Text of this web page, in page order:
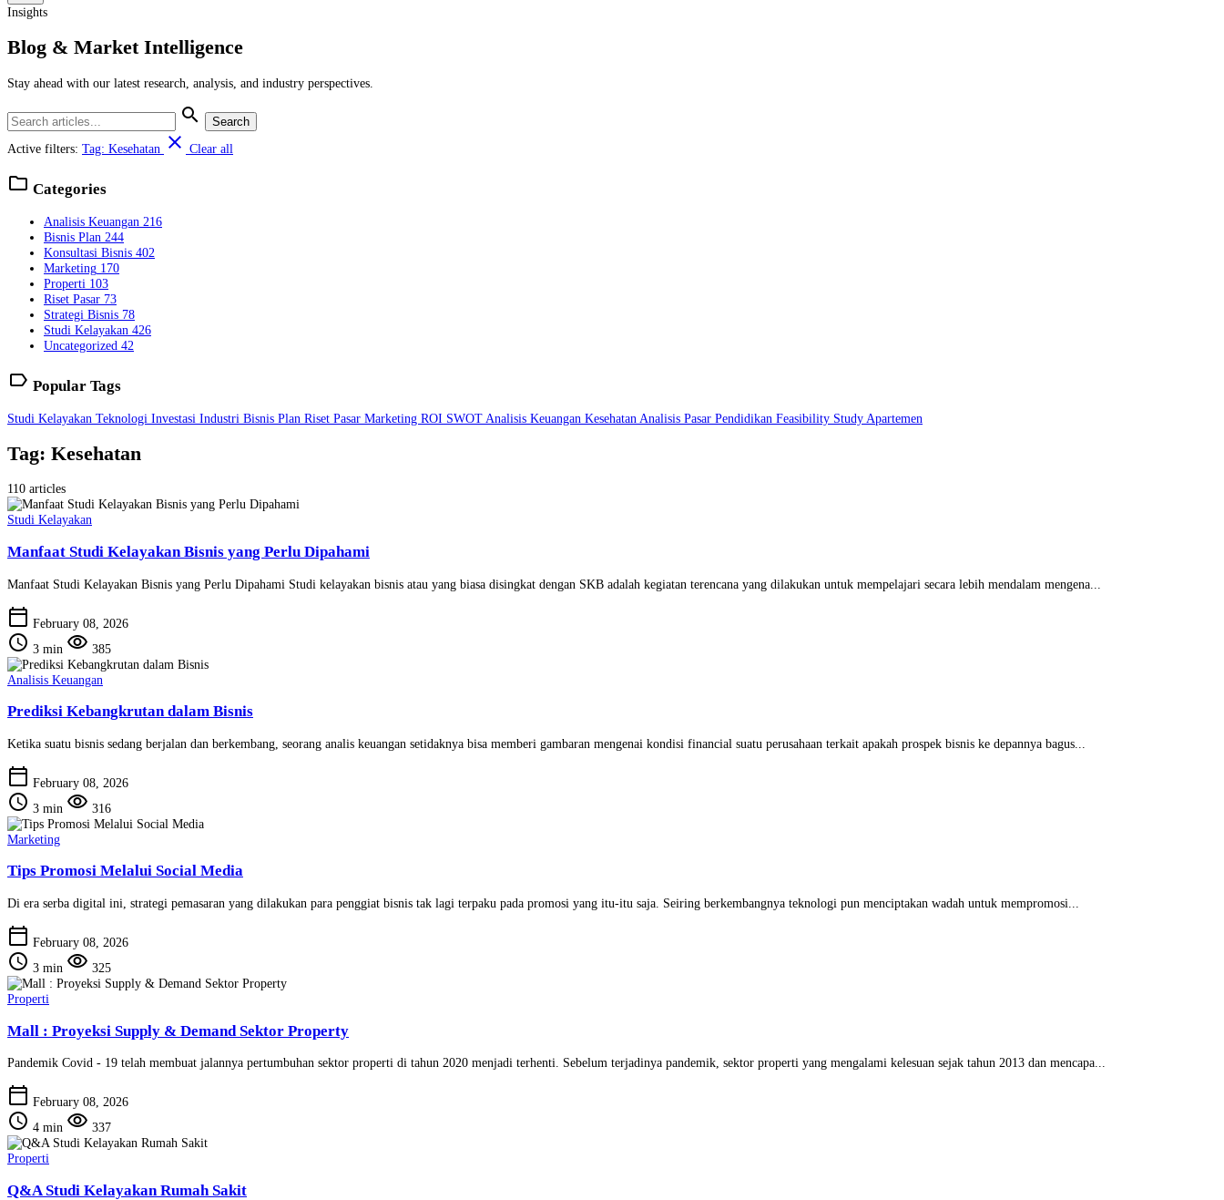
Insights
Blog & Market Intelligence
Stay ahead with our latest research, analysis, and industry perspectives.
search Search
Active filters: Tag: Kesehatan close Clear all
folder Categories
Analisis Keuangan 216
Bisnis Plan 244
Konsultasi Bisnis 402
Marketing 170
Properti 103
Riset Pasar 73
Strategi Bisnis 78
Studi Kelayakan 426
Uncategorized 42
label Popular Tags
Studi Kelayakan Teknologi Investasi Industri Bisnis Plan Riset Pasar Marketing ROI SWOT Analisis Keuangan Kesehatan Analisis Pasar Pendidikan Feasibility Study Apartemen
Tag: Kesehatan
110 articles
Studi Kelayakan
Manfaat Studi Kelayakan Bisnis yang Perlu Dipahami
Manfaat Studi Kelayakan Bisnis yang Perlu Dipahami Studi kelayakan bisnis atau yang biasa disingkat dengan SKB adalah kegiatan terencana yang dilakukan untuk mempelajari secara lebih mendalam mengena...
calendar_today February 08, 2026
schedule 3 min visibility 385
Analisis Keuangan
Prediksi Kebangkrutan dalam Bisnis
Ketika suatu bisnis sedang berjalan dan berkembang, seorang analis keuangan setidaknya bisa memberi gambaran mengenai kondisi financial suatu perusahaan terkait apakah prospek bisnis ke depannya bagus...
calendar_today February 08, 2026
schedule 3 min visibility 316
Marketing
Tips Promosi Melalui Social Media
Di era serba digital ini, strategi pemasaran yang dilakukan para penggiat bisnis tak lagi terpaku pada promosi yang itu-itu saja. Seiring berkembangnya teknologi pun menciptakan wadah untuk mempromosi...
calendar_today February 08, 2026
schedule 3 min visibility 325
Properti
Mall : Proyeksi Supply & Demand Sektor Property
Pandemik Covid - 19 telah membuat jalannya pertumbuhan sektor properti di tahun 2020 menjadi terhenti. Sebelum terjadinya pandemik, sektor properti yang mengalami kelesuan sejak tahun 2013 dan mencapa...
calendar_today February 08, 2026
schedule 4 min visibility 337
Properti
Q&A Studi Kelayakan Rumah Sakit